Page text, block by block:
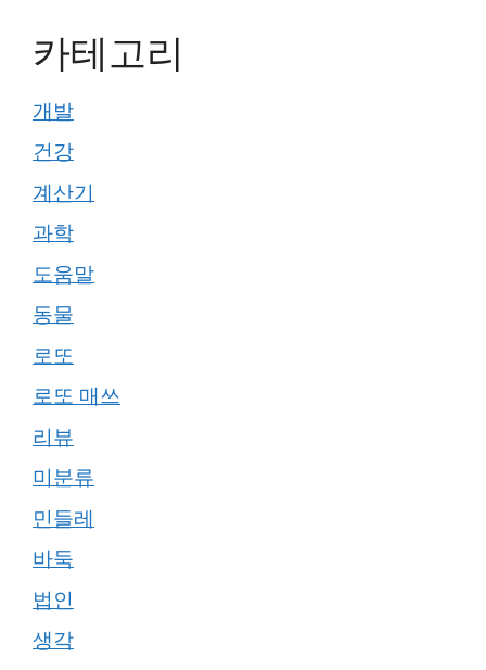
카테고리
개발
건강
계산기
과학
도움말
동물
로또
로또 매쓰
리뷰
미분류
민들레
바둑
법인
생각